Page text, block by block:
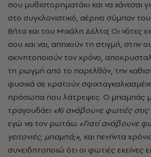
σου μυθιστορηματάκι και να χάνεσαι
στο συγκλονιστικό, αέρινο σύμπαν
Βήτα και του Μιχάλη Δέλτα; Οι νότες
σου και ναι, απηχούν τη στιγμή, στην
ακινητοποιούν τον χρόνο,
τη ρωγμή από το παρελθόν, την
φυσικά σε κρατούν
πρόσωπα που λάτρεψες. Ο μπαμπάς
τραγουδάει «Κι ανάβουνε φωτιές στις
εγώ να τον ρωτάω «Γιατί ανάβουνε
γειτονιές, μπαμπά;», και πενήντα
συνειδητοποιώ ότι οι φωτιές εκείνες